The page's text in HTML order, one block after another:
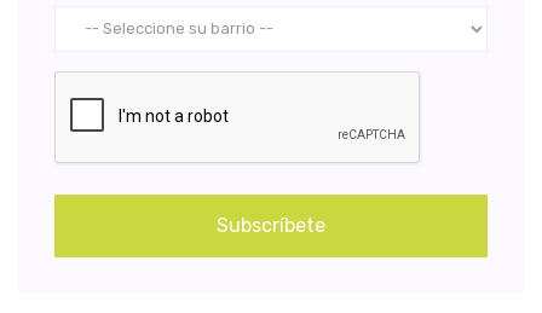
Subscríbete